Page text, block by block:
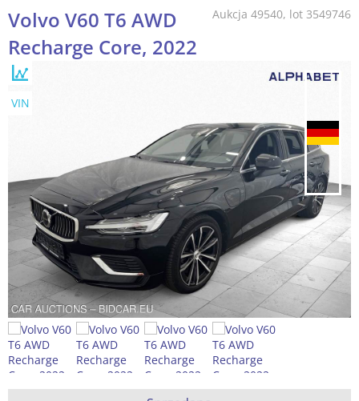
Aukcja 49540, lot 3549746
Volvo V60 T6 AWD
Recharge Core, 2022
VIN